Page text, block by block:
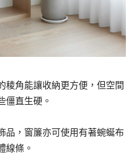
稜角能讓收納更方便，但空間
僵直生硬。
品，窗簾亦可使用有著蜿蜒布
線條。